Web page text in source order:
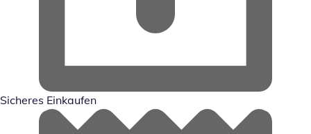
Sicheres Einkaufen